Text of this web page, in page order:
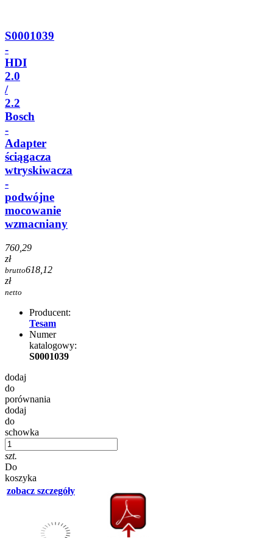
S0001039
-
HDI
2.0
/
2.2
Bosch
-
Adapter
ściągacza
wtryskiwacza
-
podwójne
mocowanie
wzmacniany
760,29
zł
brutto618,12
zł
netto
Producent:
Tesam
Numer
katalogowy:
S0001039
dodaj
do
porównania
dodaj
do
schowka
szt.
Do
koszyka
zobacz szczegóły